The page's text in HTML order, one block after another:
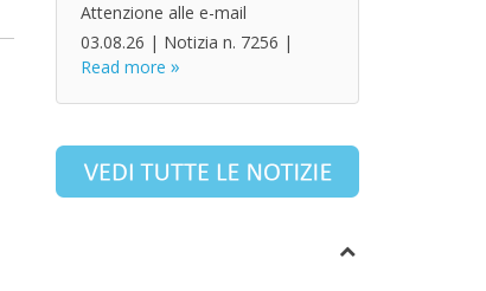
Attenzione alle e-mail
03.08.26 | Notizia n. 7256 |
Read more